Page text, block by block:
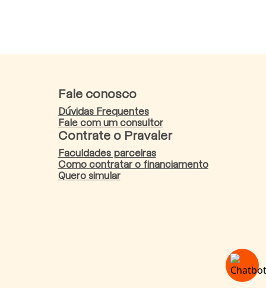
Fale conosco
Dúvidas Frequentes
Fale com um consultor
Contrate o Pravaler
Faculdades parceiras
Como contratar o financiamento
Quero simular